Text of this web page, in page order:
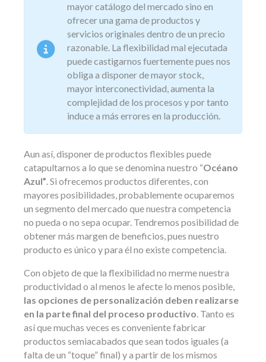
mayor catálogo del mercado sino en
ofrecer una gama de productos y
servicios originales dentro de un precio
razonable. La flexibilidad mal ejecutada
puede castigarnos fuertemente pues nos
obliga a disponer de mayor stock,
mayor interconectividad, aumenta la
complejidad de los procesos y por tanto
induce a más errores en la producción.
Aun así, disponer de productos flexibles puede
catapultarnos a lo que se denomina nuestro “Océano
Azul”. Si ofrecemos productos diferentes, con
mayores posibilidades, probablemente ocuparemos
un segmento del mercado que nuestra competencia
no pueda o no sepa ocupar. Tendremos posibilidad de
obtener más margen de beneficios, pues nuestro
producto es único y para él no existe competencia.
Con objeto de que la flexibilidad no merme nuestra
productividad o al menos le afecte lo menos posible,
las opciones de personalización deben realizarse
en la parte final del proceso productivo. Tanto es
así que muchas veces es conveniente fabricar
productos semiacabados que sean todos iguales (a
falta de un “toque” final) y a partir de los mismos